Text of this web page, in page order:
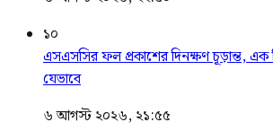
১০
এসএসসির ফল প্রকাশের দিনক্ষণ চূড়ান্ত,
যেভাবে
৬ আগস্ট ২০২৬, ২১:৫৫